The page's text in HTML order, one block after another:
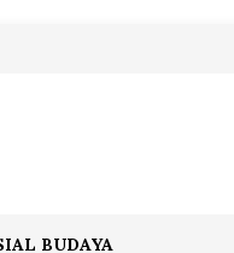
BUDAYA